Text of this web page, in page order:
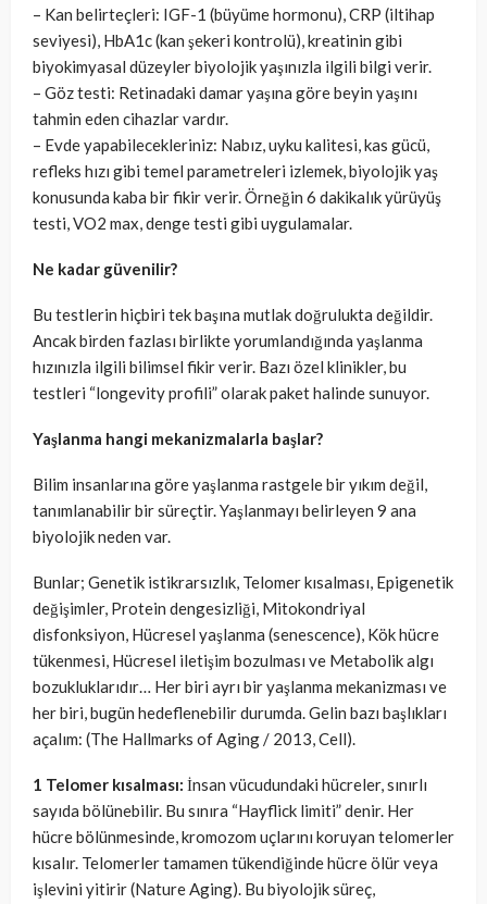
– Kan belirteçleri: IGF-1 (büyüme hormonu), CRP (iltihap
seviyesi), HbA1c (kan şekeri kontrolü), kreatinin gibi
biyokimyasal düzeyler biyolojik yaşınızla ilgili bilgi verir.
– Göz testi: Retinadaki damar yaşına göre beyin yaşını
tahmin eden cihazlar vardır.
– Evde yapabilecekleriniz: Nabız, uyku kalitesi, kas gücü,
refleks hızı gibi temel parametreleri izlemek, biyolojik yaş
konusunda kaba bir fikir verir. Örneğin 6 dakikalık yürüyüş
testi, VO2 max, denge testi gibi uygulamalar.
Ne kadar güvenilir?
Bu testlerin hiçbiri tek başına mutlak doğrulukta değildir.
Ancak birden fazlası birlikte yorumlandığında yaşlanma
hızınızla ilgili bilimsel fikir verir. Bazı özel klinikler, bu
testleri “longevity profili” olarak paket halinde sunuyor.
Yaşlanma hangi mekanizmalarla başlar?
Bilim insanlarına göre yaşlanma rastgele bir yıkım değil,
tanımlanabilir bir süreçtir. Yaşlanmayı belirleyen 9 ana
biyolojik neden var.
Bunlar; Genetik istikrarsızlık, Telomer kısalması, Epigenetik
değişimler, Protein dengesizliği, Mitokondriyal
disfonksiyon, Hücresel yaşlanma (senescence), Kök hücre
tükenmesi, Hücresel iletişim bozulması ve Metabolik algı
bozukluklarıdır… Her biri ayrı bir yaşlanma mekanizması ve
her biri, bugün hedeflenebilir durumda. Gelin bazı başlıkları
açalım: (The Hallmarks of Aging / 2013, Cell).
1 Telomer kısalması: İnsan vücudundaki hücreler, sınırlı
sayıda bölünebilir. Bu sınıra “Hayflick limiti” denir. Her
hücre bölünmesinde, kromozom uçlarını koruyan telomerler
kısalır. Telomerler tamamen tükendiğinde hücre ölür veya
işlevini yitirir (Nature Aging). Bu biyolojik süreç,